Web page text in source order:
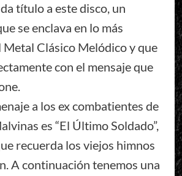
título a este disco, un
se enclava en lo más
Clásico Melódico y que
con el mensaje que
a los ex combatientes de
es “El Último Soldado”,
recuerda los viejos himnos
A continuación tenemos una